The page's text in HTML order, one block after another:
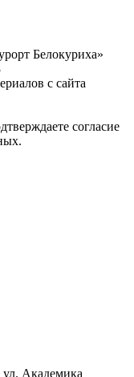
Белокуриха»
с сайта
согласие
ул. Академика